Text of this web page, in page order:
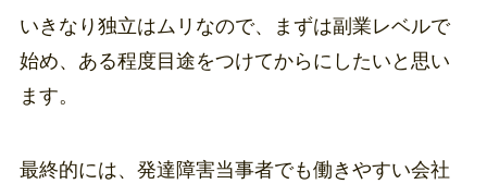
いきなり独立はムリなので、まずは副業レベルで
始め、ある程度目途をつけてからにしたいと思い
ます。
最終的には、発達障害当事者でも働きやすい会社